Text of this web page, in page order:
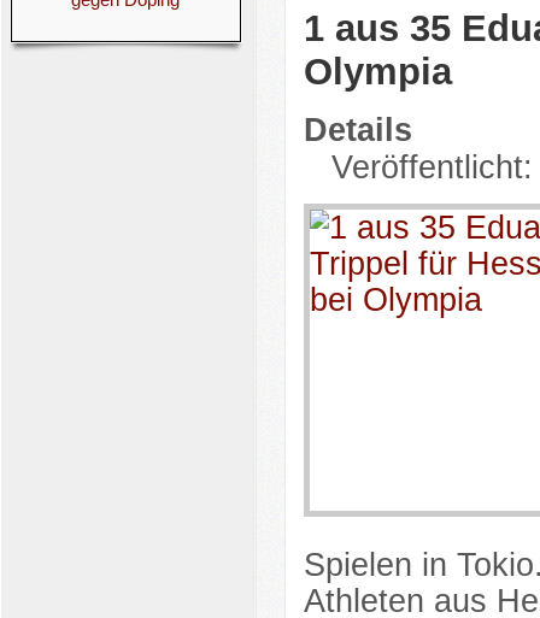
1 aus 35
Olympia
Details
Spielen in
Athleten aus